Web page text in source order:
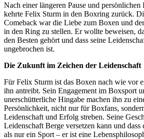
Nach einer längeren Pause und persönlichen
kehrte Felix Sturm in den Boxring zurück.
Comeback war die Liebe zum Boxen und
in den Ring zu stellen. Er wollte beweisen,
den Besten gehört und dass seine
ungebrochen ist.
Die Zukunft im Zeichen der Leidenschaft
Für Felix Sturm ist das Boxen nach wie vor
ihn antreibt. Sein Engagement im Boxsport
unerschütterliche Hingabe machen ihn zu
Persönlichkeit, nicht nur für Boxfans,
Leidenschaft und Erfolg streben. Seine
Leidenschaft Berge versetzen kann und
als nur ein Sport – er ist eine